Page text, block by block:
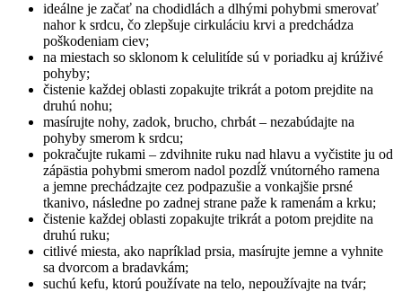
ideálne je začať na chodidlách a dlhými pohybmi smerovať
nahor k srdcu, čo zlepšuje cirkuláciu krvi a predchádza
poškodeniam ciev;
na miestach so sklonom k celulitíde sú v poriadku aj krúživé
pohyby;
čistenie každej oblasti zopakujte trikrát a potom prejdite na
druhú nohu;
masírujte nohy, zadok, brucho, chrbát – nezabúdajte na
pohyby smerom k srdcu;
pokračujte rukami – zdvihnite ruku nad hlavu a vyčistite ju od
zápästia pohybmi smerom nadol pozdĺž vnútorného ramena
a jemne prechádzajte cez podpazušie a vonkajšie prsné
tkanivo, následne po zadnej strane paže k ramenám a krku;
čistenie každej oblasti zopakujte trikrát a potom prejdite na
druhú ruku;
citlivé miesta, ako napríklad prsia, masírujte jemne a vyhnite
sa dvorcom a bradavkám;
suchú kefu, ktorú používate na telo, nepoužívajte na tvár;